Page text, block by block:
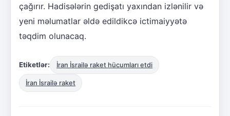
çağırır. Hadisələrin gedişatı yaxından izlənilir və
yeni məlumatlar əldə edildikcə ictimaiyyətə
təqdim olunacaq.
Etiketlər: İran İsrailə raket hücumları etdi
İran İsrailə raket